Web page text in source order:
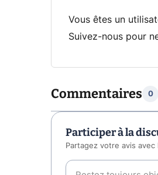
Vous êtes un
Suivez-nous pour
Commentaires 0
Participer à la
Partagez votre avis